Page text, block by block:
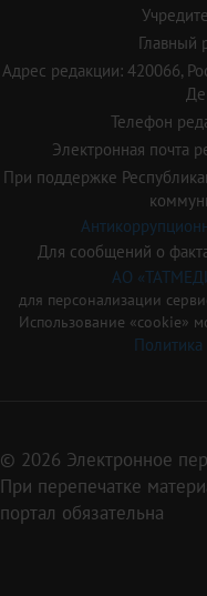
Главный
Адрес редакции: 420066,
Телефон
Электронная почта
При поддержке
Для сообщений о
АО
для персонализации
Использование «cookie»
© 2026 Электронное
При перепечатке
портал обязательна